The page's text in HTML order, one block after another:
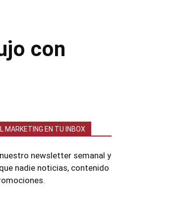
con
MARKETING EN TU INBOX
newsletter semanal y
nadie noticias, contenido